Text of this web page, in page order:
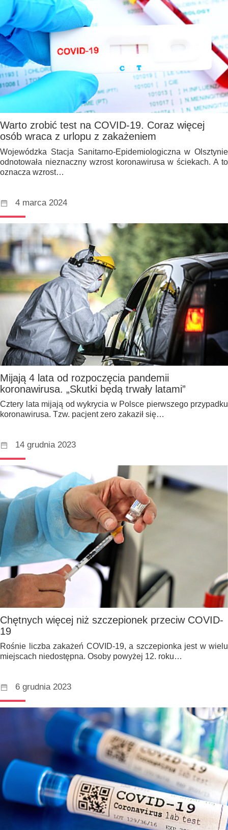
Warto zrobić test na COVID-19. Coraz więcej
osób wraca z urlopu z zakażeniem
Wojewódzka Stacja Sanitarno-Epidemiologiczna w Olsztynie
odnotowała nieznaczny wzrost koronawirusa w ściekach. A to
oznacza wzrost…
4 marca 2024
Mijają 4 lata od rozpoczęcia pandemii
koronawirusa. „Skutki będą trwały latami”
Cztery lata mijają od wykrycia w Polsce pierwszego przypadku
koronawirusa. Tzw. pacjent zero zakaził się…
14 grudnia 2023
Chętnych więcej niż szczepionek przeciw COVID-
19
Rośnie liczba zakażeń COVID-19, a szczepionka jest w wielu
miejscach niedostępna. Osoby powyżej 12. roku…
6 grudnia 2023